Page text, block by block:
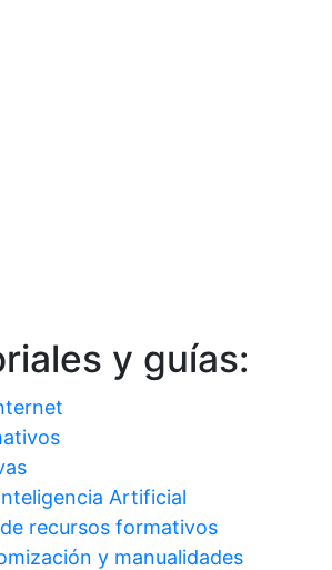
y guías:
Artificial
recursos formativos
y manualidades